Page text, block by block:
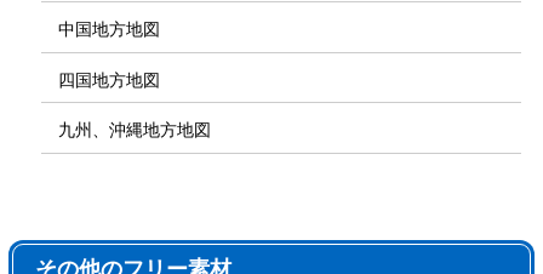
中国地方地図
四国地方地図
九州、沖縄地方地図
その他のフリー素材